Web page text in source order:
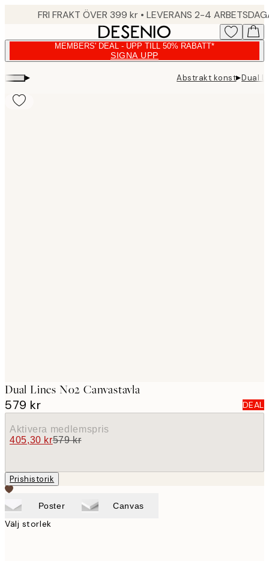
FRI FRAKT ÖVER 399 kr • LEVERANS 2-4
MEMBERS' DEAL - UPP TILL 50% RABATT*
SIGNA UPP
▸ Abstrakt konst▸Dual
Dual Lines No2 Canvastavla
579 kr DEAL
Aktivera medlemspris
405,30 kr579 kr
Prishistorik
Poster Canvas
Välj storlek